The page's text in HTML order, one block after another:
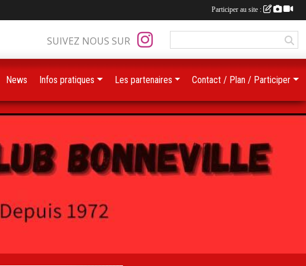
SUIVEZ NOUS SUR
News Infos pratiques Les partenaires Contact / Plan / Participer
Participer au site :